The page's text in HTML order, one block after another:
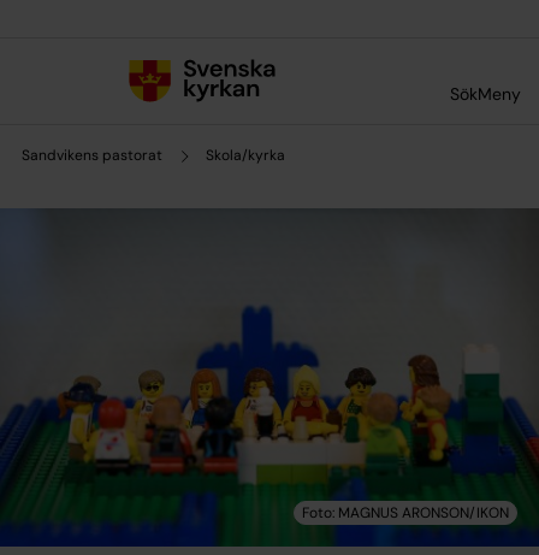
SökMeny
Sandvikens pastorat Skola/kyrka